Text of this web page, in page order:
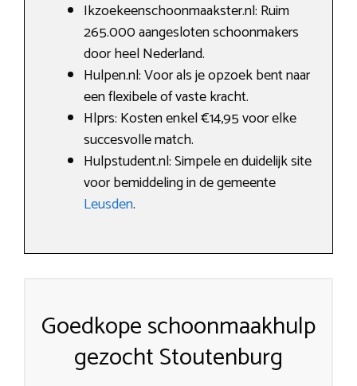
Ikzoekeenschoonmaakster.nl: Ruim
265.000 aangesloten schoonmakers
door heel Nederland.
Hulpen.nl: Voor als je opzoek bent naar
een flexibele of vaste kracht.
Hlprs: Kosten enkel €14,95 voor elke
succesvolle match.
Hulpstudent.nl: Simpele en duidelijk site
voor bemiddeling in de gemeente
Leusden.
Goedkope schoonmaakhulp
gezocht Stoutenburg